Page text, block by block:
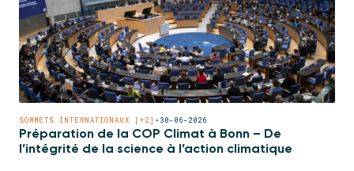
SOMMETS INTERNATIONAUX [+2] • 30-06-2026
Préparation de la COP Climat à Bonn – De
l’intégrité de la science à l’action climatique